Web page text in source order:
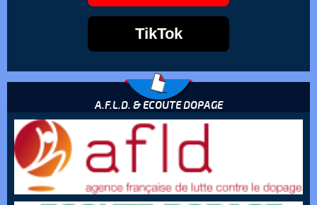
TikTok
A.F.L.D. & ECOUTE DOPAGE